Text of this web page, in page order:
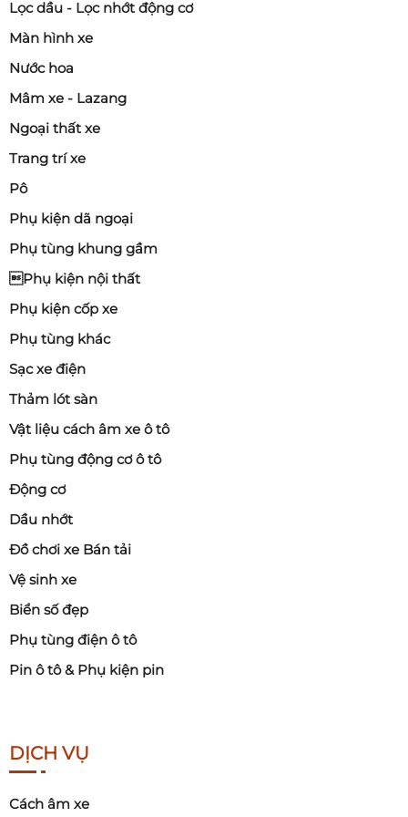
Nếu xe bạn thường di chuyển trong điều kiện mưa
nhiều, nên sửa hoặc thay để đảm bảo tầm nhìn.
2.5. Hư cảm biến điểm mù hoặc camera
Với xe hiện đại, gương là nơi tích hợp:
Cảm biến cảnh báo điểm mù
Camera 360
Nếu va quẹt mạnh làm hỏng các thiết bị này, chi phí
thay có thể cao hơn nhiều so với gương cơ bản.
bao nhiêu?
Chi phí thay gương phụ thuộc vào:
Dòng xe
Loại gương
Có tích hợp công nghệ hay không
Thay chính hãng hay ngoài
3.1. Giá tham khảo
Xe phổ thông (Vios, Accent, Mazda 3…)
Thay cụm gương cơ bản: 1 – 3 triệu đồng
Xe tầm trung (CX-5, Tucson, Camry…)
2 – 6 triệu đồng
Lọc dầu - Lọc nhớt động cơ
Màn hình xe
Nước hoa
Mâm xe - Lazang
Ngoại thất xe
Trang trí xe
Pô
Phụ kiện dã ngoại
Phụ tùng khung gầm
Phụ kiện nội thất
Phụ kiện cốp xe
Phụ tùng khác
Sạc xe điện
Thảm lót sàn
Vật liệu cách âm xe ô tô
Phụ tùng động cơ ô tô
Động cơ
Dầu nhớt
Đồ chơi xe Bán tải
Vệ sinh xe
Biển số đẹp
Phụ tùng điện ô tô
Pin ô tô & Phụ kiện pin
DỊCH VỤ
Cách âm xe